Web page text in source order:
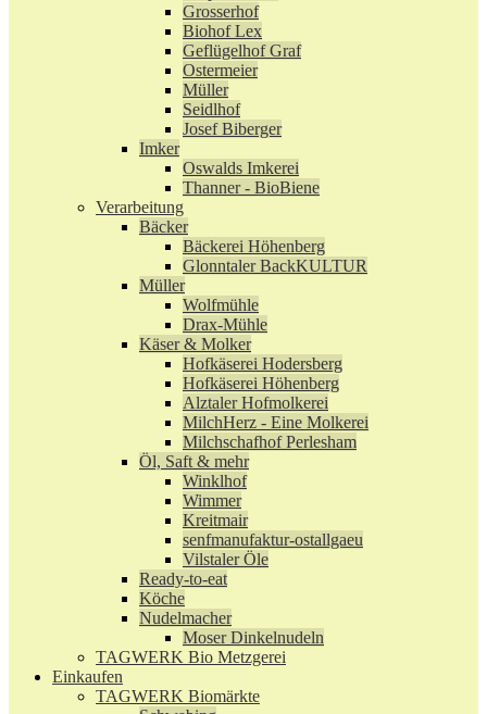
Grosserhof
Biohof Lex
Geflügelhof Graf
Ostermeier
Müller
Seidlhof
Josef Biberger
Imker
Oswalds Imkerei
Thanner - BioBiene
Verarbeitung
Bäcker
Bäckerei Höhenberg
Glonntaler BackKULTUR
Müller
Wolfmühle
Drax-Mühle
Käser & Molker
Hofkäserei Hodersberg
Hofkäserei Höhenberg
Alztaler Hofmolkerei
MilchHerz - Eine Molkerei
Milchschafhof Perlesham
Öl, Saft & mehr
Winklhof
Wimmer
Kreitmair
senfmanufaktur-ostallgaeu
Vilstaler Öle
Ready-to-eat
Köche
Nudelmacher
Moser Dinkelnudeln
TAGWERK Bio Metzgerei
Einkaufen
TAGWERK Biomärkte